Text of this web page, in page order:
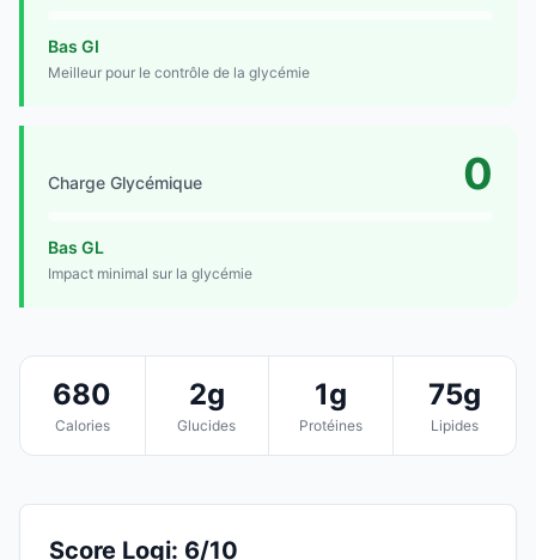
Bas GI
Meilleur pour le contrôle de la glycémie
Charge Glycémique 0
Bas GL
Impact minimal sur la glycémie
680
Calories
2g
Glucides
1g
Protéines
75g
Lipides
Score Logi: 6/10